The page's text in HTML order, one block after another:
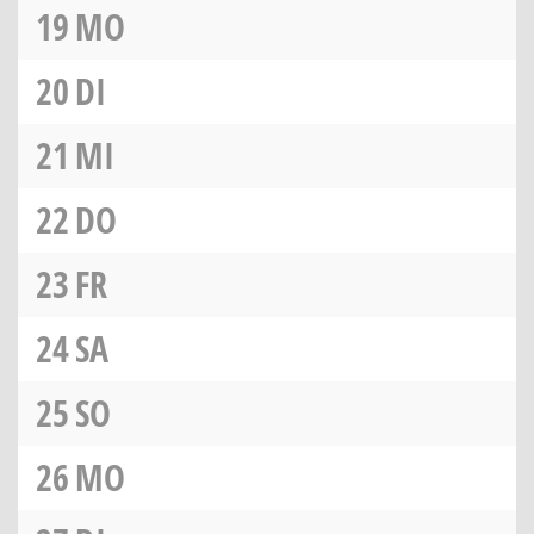
19MO
20DI
21 MI
22DO
23FR
24SA
25SO
26MO